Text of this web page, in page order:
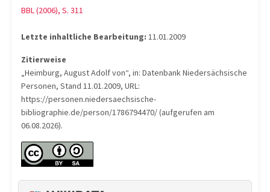
BBL (2006), S. 311
Letzte inhaltliche Bearbeitung: 11.01.2009
Zitierweise
„Heimburg, August Adolf von“, in: Datenbank Niedersächsische
Personen, Stand 11.01.2009, URL:
https://personen.niedersaechsische-
bibliographie.de/person/1786794470/ (aufgerufen am
06.08.2026).